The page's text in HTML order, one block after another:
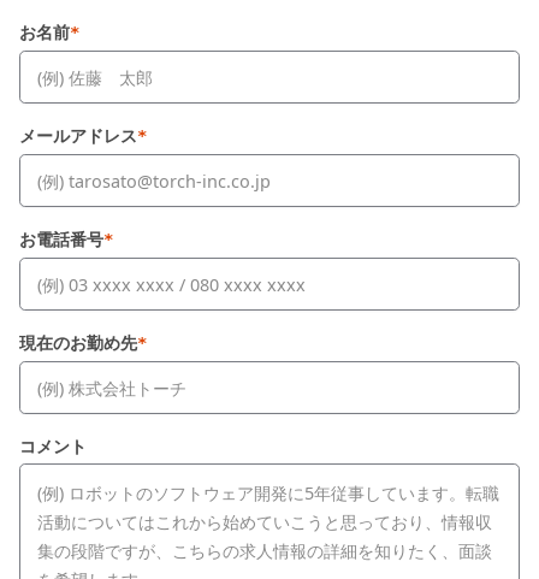
お名前*
メールアドレス*
お電話番号*
現在のお勤め先*
コメント